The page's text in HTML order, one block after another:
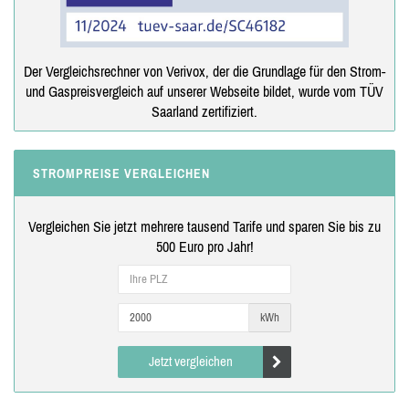
Der Vergleichsrechner von Verivox, der die Grundlage für den Strom-
und Gaspreisvergleich auf unserer Webseite bildet, wurde vom TÜV
Saarland zertifiziert.
STROMPREISE VERGLEICHEN
Vergleichen Sie jetzt mehrere tausend Tarife und sparen Sie bis zu
500 Euro pro Jahr!
kWh
Jetzt vergleichen